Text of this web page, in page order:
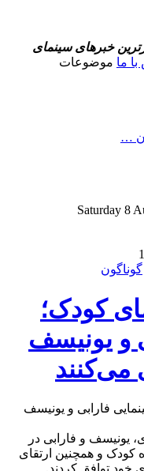
خبرهای سینمای
ما موضوعات
…
گوناگون
کودک؛
و یونیسف
یونیسف و فارابی در
کودک و همچنین ارتقای